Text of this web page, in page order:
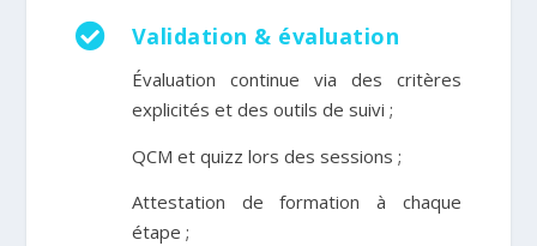
 Validation & évaluation
Évaluation continue via des critères
explicités et des outils de suivi ;
QCM et quizz lors des sessions ;
Attestation de formation à chaque
étape ;